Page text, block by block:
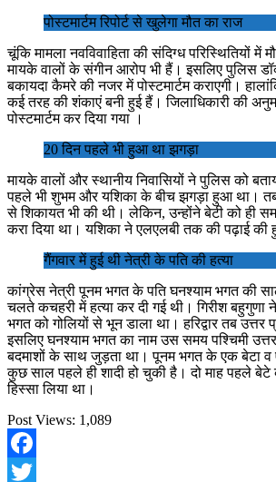
पोस्टमार्टम रिपोर्ट से खुलेगा मौत का राज
चूंकि मामला नवविवाहिता की संदिग्ध परिस्थितियों
मायके वालों के संगीन आरोप भी हैं। इसलिए पुलिस
बकायदा कैमरे की नजर में पोस्टमार्टम कराएगी।
कई तरह की शंकाएं बनी हुई हैं। जिलाधिकारी की
पोस्टमार्टम कर दिया गया ।
20 दिन पहले भी हुआ था झगड़ा
मायके वालों और स्थानीय निवासियों ने पुलिस को
पहले भी शुभम और यशिका के बीच झगड़ा हुआ था।
से शिकायत भी की थी। लेकिन, उन्होंने बेटी को ही
करा दिया था। यशिका ने एलएलबी तक की पढ़ाई की
गैंगवार में हुई थी नेत्री के पति की हत्या
कांग्रेस नेत्री पूनम भगत के पति घनश्याम भगत की
चलते कचहरी में हत्या कर दी गई थी। गिरीश बहुगुणा
भगत को गोलियों से भून डाला था। हरिद्वार तब उत्तर
इसलिए घनश्याम भगत का नाम उस समय पश्चिमी
बदमाशों के साथ जुड़ता था। पूनम भगत के एक बेटा व
कुछ साल पहले ही शादी हो चुकी है। दो माह पहले बेटे
हिस्सा लिया था।
Post Views: 1,089
Facebook